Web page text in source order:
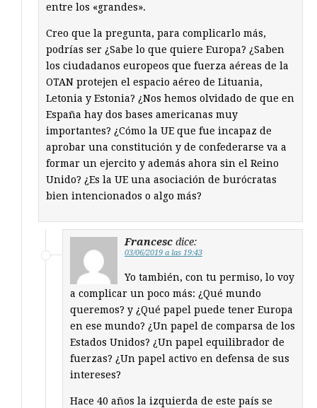
entre los «grandes».
Creo que la pregunta, para complicarlo más,
podrías ser ¿Sabe lo que quiere Europa? ¿Saben
los ciudadanos europeos que fuerza aéreas de la
OTAN protejen el espacio aéreo de Lituania,
Letonia y Estonia? ¿Nos hemos olvidado de que en
España hay dos bases americanas muy
importantes? ¿Cómo la UE que fue incapaz de
aprobar una constitución y de confederarse va a
formar un ejercito y además ahora sin el Reino
Unido? ¿Es la UE una asociación de burócratas
bien intencionados o algo más?
Francesc dice:
03/06/2019 a las 19:43
Yo también, con tu permiso, lo voy
a complicar un poco más: ¿Qué mundo
queremos? y ¿Qué papel puede tener Europa
en ese mundo? ¿Un papel de comparsa de los
Estados Unidos? ¿Un papel equilibrador de
fuerzas? ¿Un papel activo en defensa de sus
intereses?
Hace 40 años la izquierda de este país se